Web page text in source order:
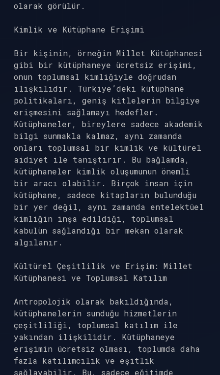
olarak görülür.
Kimlik ve Kütüphane Erişimi
Bir kişinin, örneğin Millet Kütüphanesi
gibi bir kütüphaneye ücretsiz erişimi,
onun toplumsal kimliğiyle doğrudan
ilişkilidir. Türkiye’deki kütüphane
politikaları, geniş kitlelerin bilgiye
erişmesini sağlamayı hedefler.
Kütüphaneler, bireylere sadece akademik
bilgi sunmakla kalmaz, aynı zamanda
onları toplumsal bir kimlik ve kültürel
aidiyet ile tanıştırır. Bu bağlamda,
kütüphaneler kimlik oluşumunun önemli
bir aracı olabilir. Birçok insan için
kütüphane, sadece kitapların bulunduğu
bir yer değil, aynı zamanda entelektüel
kimliğin inşa edildiği, toplumsal
kabulün sağlandığı bir mekan olarak
algılanır.
Kültürel Çeşitlilik ve Erişim: Millet
Kütüphanesi ve Toplumsal Katılım
Antropolojik olarak bakıldığında,
kütüphanelerin sunduğu hizmetlerin
çeşitliliği, toplumsal katılım ile
yakından ilişkilidir. Kütüphaneye
erişimin ücretsiz olması, toplumda daha
fazla katılımcılık ve eşitlik
sağlayabilir. Bu, sadece eğitimde